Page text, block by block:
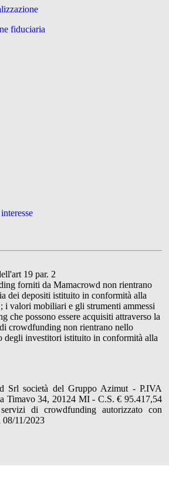
fiduciaria
19 par. 2
forniti da Mamacrowd non rientrano
dei depositi istituito in conformità alla
i valori mobiliari e gli strumenti ammessi
che possono essere acquisiti attraverso la
crowdfunding non rientrano nello
degli investitori istituito in conformità alla
Srl società del Gruppo Azimut - P.IVA
Timavo 34, 20124 MI - C.S. € 95.417,54
di crowdfunding autorizzato con
08/11/2023